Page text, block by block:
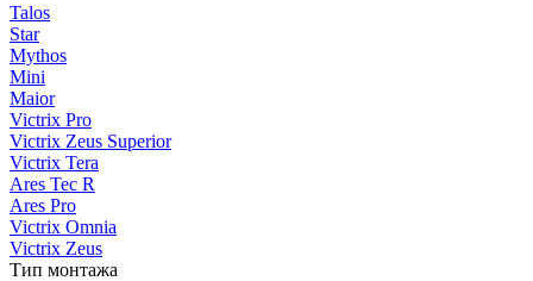
Talos
Star
Mythos
Mini
Maior
Victrix Pro
Victrix Zeus Superior
Victrix Tera
Ares Tec R
Ares Pro
Victrix Omnia
Victrix Zeus
Тип монтажа